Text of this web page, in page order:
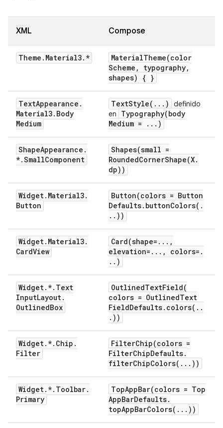
XML Compose
Theme . Material3. * MaterialTheme(color
Scheme , typography,
shapes) { }
TextAppearance .
Material3. Body
Medium
TextStyle( . . . )
definido
en
Typography(body
Medium =
. . . )
ShapeAppearance .
*.SmallComponent
Shapes(small =
RoundedCornerShape(X.
dp))
Widget. Material3.
Button
Button(colors = Button
Defaults. buttonColors( .
. . ))
Widget. Material3.
CardView
Card(shape= . . . ,
elevation= . . . , colors= .
. . )
Widget. *. Text
InputLayout.
OutlinedBox
OutlinedTextField(
colors = OutlinedText
FieldDefaults. colors( . .
. ))
Widget. *. Chip .
Filter
FilterChip(colors =
FilterChipDefaults.
filterChipColors( . . . ))
Widget. *. Toolbar.
Primary
TopAppBar(colors = Top
AppBarDefaults.
topAppBarColors( . . . ))